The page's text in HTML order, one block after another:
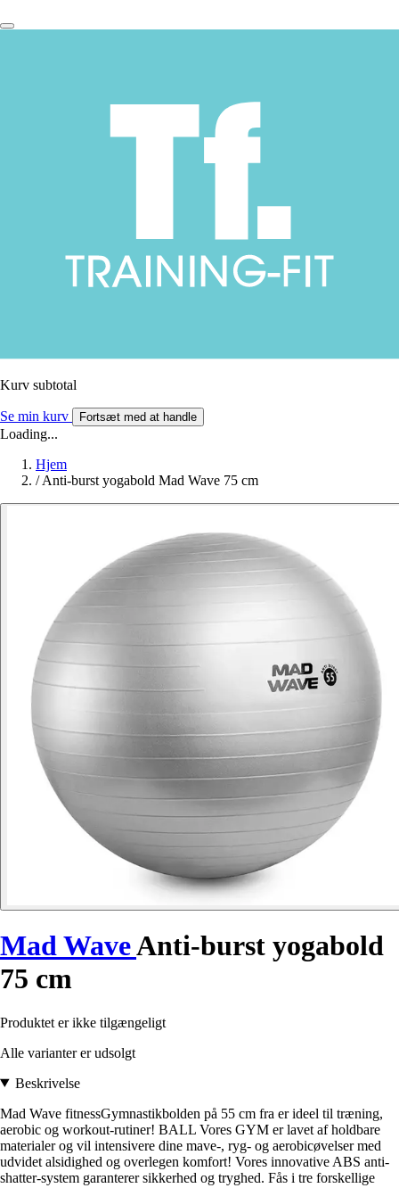
Kurv subtotal
Se min kurv Fortsæt med at handle
Loading...
Hjem
/ Anti-burst yogabold Mad Wave 75 cm
Mad WaveAnti-burst yogabold
75 cm
Produktet er ikke tilgængeligt
Alle varianter er udsolgt
Beskrivelse
Mad Wave fitnessGymnastikbolden på 55 cm fra er ideel til træning,
aerobic og workout-rutiner! BALL Vores GYM er lavet af holdbare
materialer og vil intensivere dine mave-, ryg- og aerobicøvelser med
udvidet alsidighed og overlegen komfort! Vores innovative ABS anti-
shatter-system garanterer sikkerhed og tryghed. Fås i tre forskellige